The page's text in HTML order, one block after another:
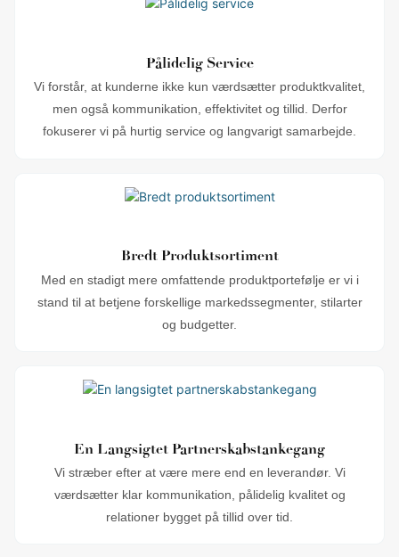
Pålidelig Service
Vi forstår, at kunderne ikke kun værdsætter produktkvalitet,
men også kommunikation, effektivitet og tillid. Derfor
fokuserer vi på hurtig service og langvarigt samarbejde.
Bredt Produktsortiment
Med en stadigt mere omfattende produktportefølje er vi i
stand til at betjene forskellige markedssegmenter, stilarter
og budgetter.
En Langsigtet Partnerskabstankegang
Vi stræber efter at være mere end en leverandør. Vi
værdsætter klar kommunikation, pålidelig kvalitet og
relationer bygget på tillid over tid.